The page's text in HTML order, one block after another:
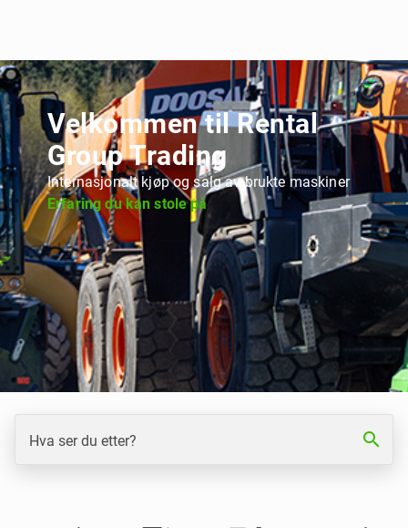
Velkommen til Rental
Group Trading
Internasjonalt kjøp og salg av brukte maskiner
Erfaring du kan stole på
Hva ser du etter? search